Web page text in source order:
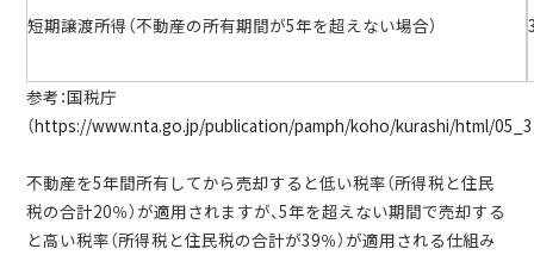
短期譲渡所得（不動産の所有期間が5年を超えない場合）
参考：国税庁
（https://www.nta.go.jp/publication/pamph/koho/kurashi/html/
不動産を5年間所有してから売却すると低い税率（所得税と住民
税の合計20％）が適用されますが、5年を超えない期間で売却する
と高い税率（所得税と住民税の合計が39％）が適用される仕組み